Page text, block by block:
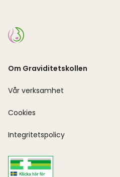
Om Graviditetskollen
Vår verksamhet
Cookies
Integritetspolicy